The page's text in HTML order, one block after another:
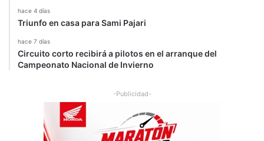
hace 4 días
Triunfo en casa para Sami Pajari
hace 7 días
Circuito corto recibirá a pilotos en el arranque del
Campeonato Nacional de Invierno
-Publicidad-